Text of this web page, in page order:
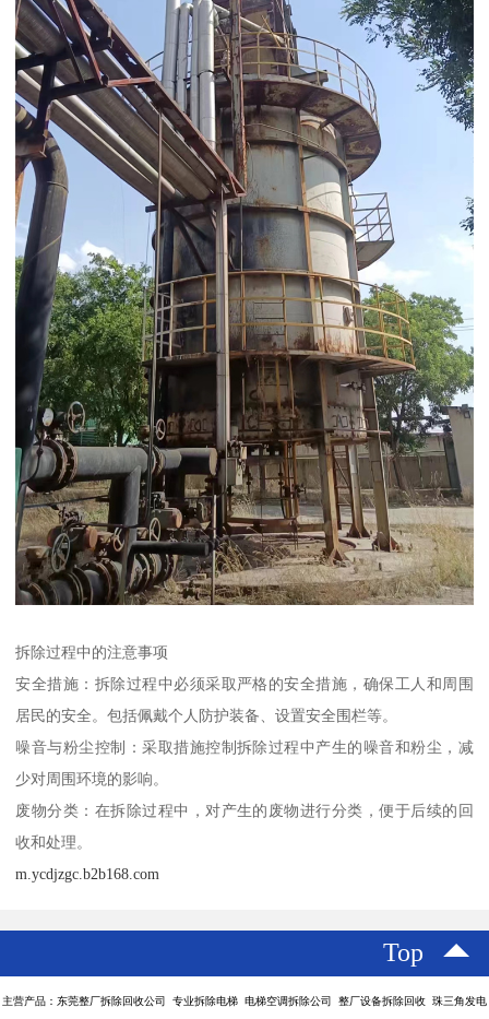
拆除过程中的注意事项
安全措施：拆除过程中必须采取严格的安全措施，确保工人和周围
居民的安全。包括佩戴个人防护装备、设置安全围栏等。
噪音与粉尘控制：采取措施控制拆除过程中产生的噪音和粉尘，减
少对周围环境的影响。
废物分类：在拆除过程中，对产生的废物进行分类，便于后续的回
收和处理。
m.ycdjzgc.b2b168.com
Top
主营产品：东莞整厂拆除回收公司 专业拆除电梯 电梯空调拆除公司 整厂设备拆除回收 珠三角发电